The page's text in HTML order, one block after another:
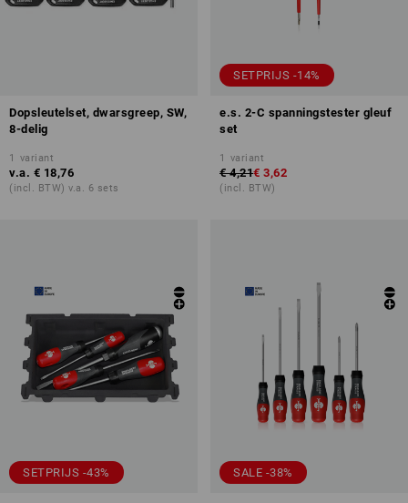
Dopsleutelset, dwarsgreep, SW,
8-delig
1 variant
v.a. € 18,76
(incl. BTW) v.a. 6 sets
SETPRIJS -14%
e.s. 2-C spanningstester gleuf
set
1 variant
€ 4,21€ 3,62
(incl. BTW)
SETPRIJS -43% SALE -38%